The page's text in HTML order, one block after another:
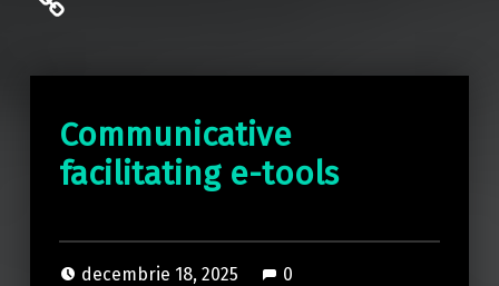
Communicative
facilitating e-tools
decembrie 18, 2025 0